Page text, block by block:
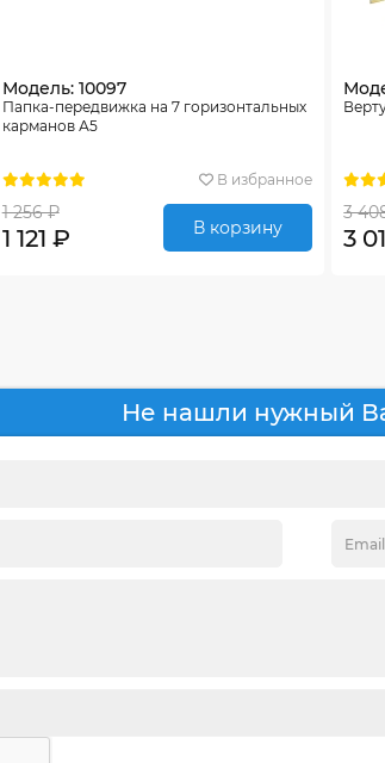
Модель: 10097
Папка-передвижка на 7 горизонтальных
карманов А5
В избранное
1 256 ₽
1 121 ₽ В корзину
3
3
Не нашли нужный